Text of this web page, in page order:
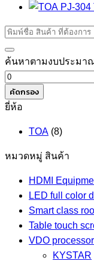
ค้นหาตามงบประมา
ราคา
ต่ำ
สุด
คัดกรอง
ยี่ห้อ
TOA (8)
หมวดหมู่ สินค้า
HDMI
LED full color
Smart class
Table touch
VDO processor
KYSTAR